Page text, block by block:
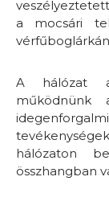
a mocsári
A hálózat
működnünk
hálózaton
összhangban